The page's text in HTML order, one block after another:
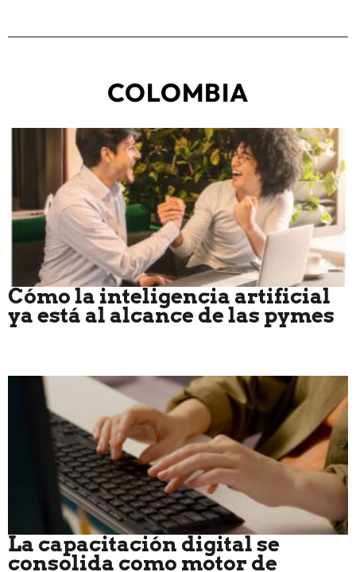
COLOMBIA
Cómo la inteligencia artificial
ya está al alcance de las pymes
La capacitación digital se
consolida como motor de